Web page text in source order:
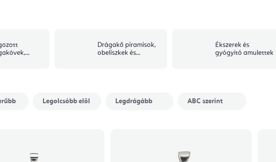
Drágakő piramisok,
obeliszkek és
Ékszerek és
gyógyító amulettek
Legolcsóbb elöl Legdrágább ABC szerint